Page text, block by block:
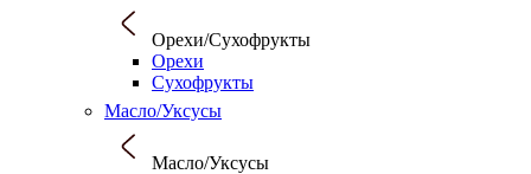
Орехи/Сухофрукты
Орехи
Сухофрукты
Масло/Уксусы
Масло/Уксусы